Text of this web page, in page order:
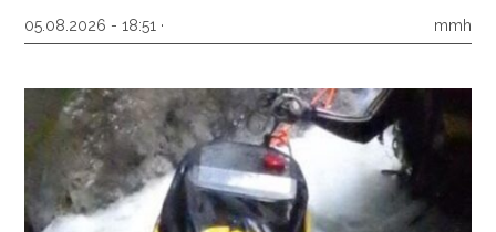
05.08.2026 - 18:51 · mmh